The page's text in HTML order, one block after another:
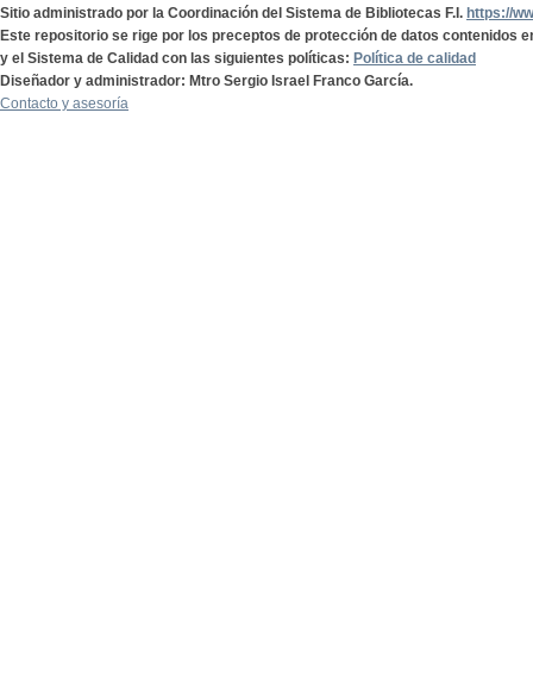
Sitio administrado por la Coordinación del Sistema de Bibliotecas F.I. https://
Este repositorio se rige por los preceptos de protección de datos contenidos
y el Sistema de Calidad con las siguientes políticas: Política de calidad
Diseñador y administrador: Mtro Sergio Israel Franco García.
Contacto y asesoría